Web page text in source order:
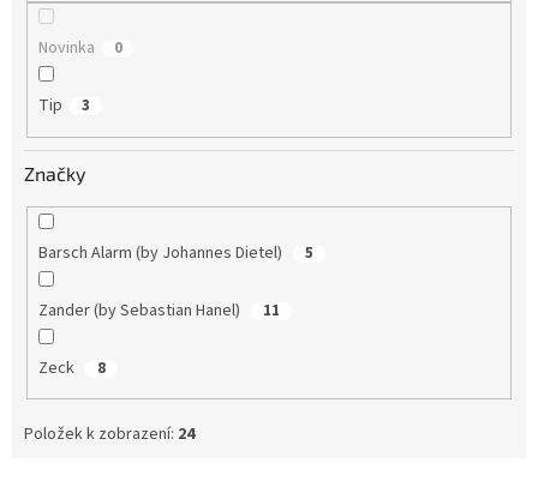
Novinka 0
Tip 3
Značky
Barsch Alarm (by Johannes Dietel) 5
Zander (by Sebastian Hanel) 11
Zeck 8
Položek k zobrazení: 24